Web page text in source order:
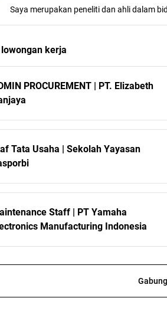
Saya merupakan peneliti dan ahli dalam
kerja
PROCUREMENT | PT. Elizabeth
Tata Usaha | Sekolah Yayasan
Staff | PT Yamaha
Manufacturing Indonesia